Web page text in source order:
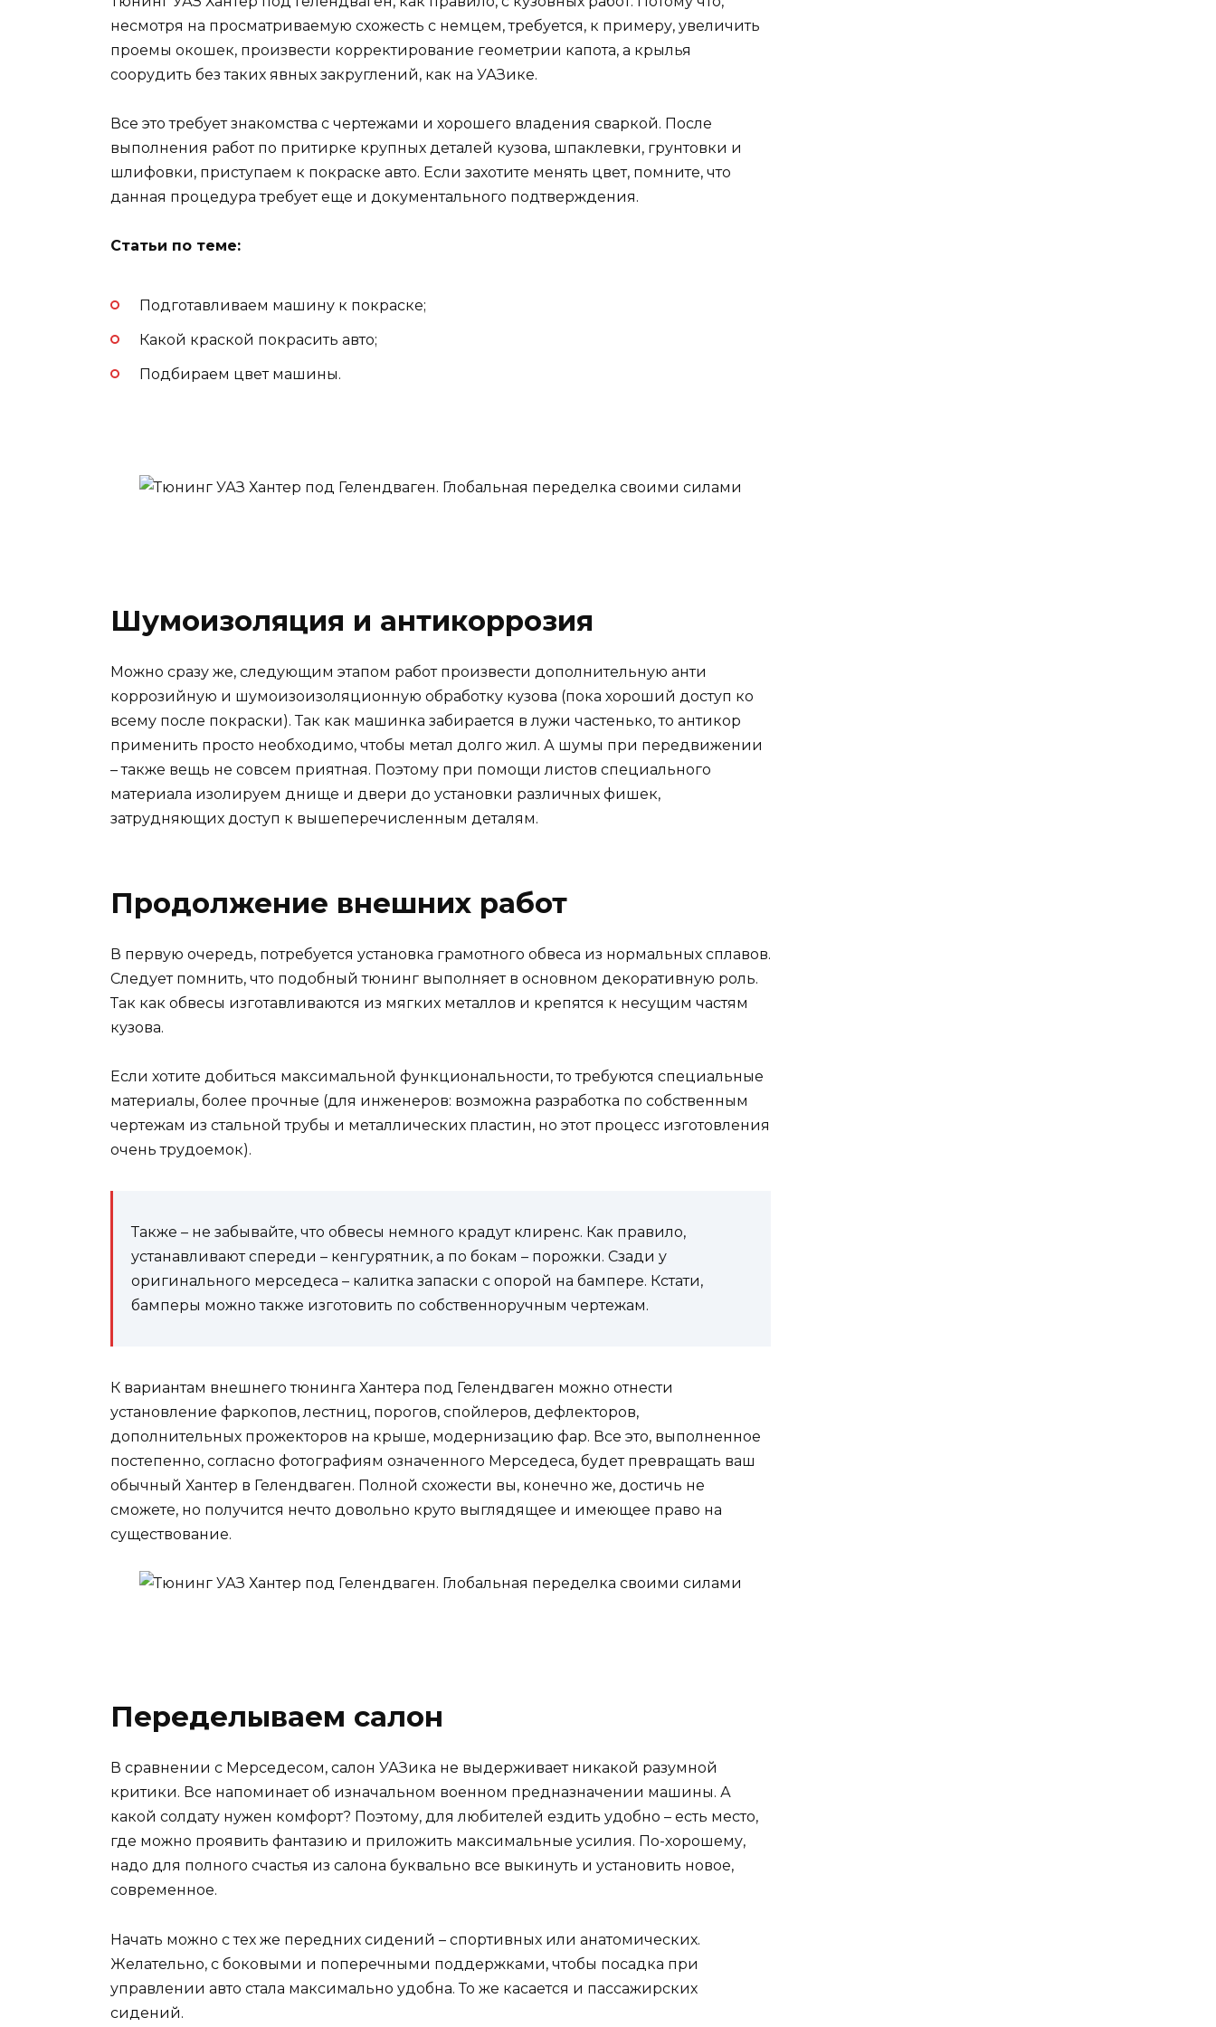
несмотря на просматриваемую схожесть с немцем, требуется, к примеру, увеличить
проемы окошек, произвести корректирование геометрии капота, а крылья
соорудить без таких явных закруглений, как на УАЗике.
Все это требует знакомства с чертежами и хорошего владения сваркой. После
выполнения работ по притирке крупных деталей кузова, шпаклевки, грунтовки и
шлифовки, приступаем к покраске авто. Если захотите менять цвет, помните, что
данная процедура требует еще и документального подтверждения.
Статьи по теме:
Подготавливаем машину к покраске;
Какой краской покрасить авто;
Подбираем цвет машины.
Шумоизоляция и антикоррозия
Можно сразу же, следующим этапом работ произвести дополнительную анти
коррозийную и шумоизоизоляционную обработку кузова (пока хороший доступ ко
всему после покраски). Так как машинка забирается в лужи частенько, то антикор
применить просто необходимо, чтобы метал долго жил. А шумы при передвижении
– также вещь не совсем приятная. Поэтому при помощи листов специального
материала изолируем днище и двери до установки различных фишек,
затрудняющих доступ к вышеперечисленным деталям.
Продолжение внешних работ
В первую очередь, потребуется установка грамотного обвеса из нормальных сплавов.
Следует помнить, что подобный тюнинг выполняет в основном декоративную роль.
Так как обвесы изготавливаются из мягких металлов и крепятся к несущим частям
кузова.
Если хотите добиться максимальной функциональности, то требуются специальные
материалы, более прочные (для инженеров: возможна разработка по собственным
чертежам из стальной трубы и металлических пластин, но этот процесс изготовления
очень трудоемок).
Также – не забывайте, что обвесы немного крадут клиренс. Как правило,
устанавливают спереди – кенгурятник, а по бокам – порожки. Сзади у
оригинального мерседеса – калитка запаски с опорой на бампере. Кстати,
бамперы можно также изготовить по собственноручным чертежам.
К вариантам внешнего тюнинга Хантера под Гелендваген можно отнести
установление фаркопов, лестниц, порогов, спойлеров, дефлекторов,
дополнительных прожекторов на крыше, модернизацию фар. Все это, выполненное
постепенно, согласно фотографиям означенного Мерседеса, будет превращать ваш
обычный Хантер в Гелендваген. Полной схожести вы, конечно же, достичь не
сможете, но получится нечто довольно круто выглядящее и имеющее право на
существование.
Переделываем салон
В сравнении с Мерседесом, салон УАЗика не выдерживает никакой разумной
критики. Все напоминает об изначальном военном предназначении машины. А
какой солдату нужен комфорт? Поэтому, для любителей ездить удобно – есть место,
где можно проявить фантазию и приложить максимальные усилия. По-хорошему,
надо для полного счастья из салона буквально все выкинуть и установить новое,
современное.
Начать можно с тех же передних сидений – спортивных или анатомических.
Желательно, с боковыми и поперечными поддержками, чтобы посадка при
управлении авто стала максимально удобна. То же касается и пассажирских
сидений.